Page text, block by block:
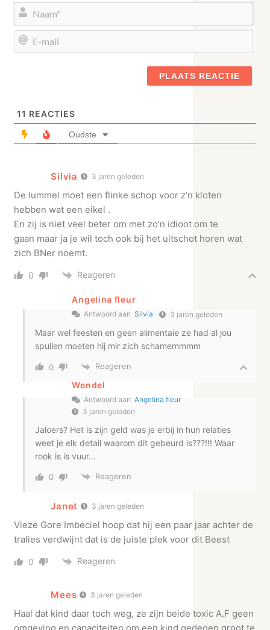
11 REACTIES
Oudste
Silvia 3 jaren geleden
De lummel moet een flinke schop voor z’n kloten
hebben wat een eikel .
En zij is niet veel beter om met zo’n idioot om te
gaan maar ja je wil toch ook bij het uitschot horen wat
zich BNer noemt.
0 Reageren
Angelina fleur
Antwoord aanSilvia 3 jaren geleden
Maar wel feesten en geen alimentaie ze had al jou
spullen moeten hij mir zich schamemmmm
0 Reageren
Wendel
Antwoord aanAngelina fleur
3 jaren geleden
Jaloers? Het is zijn geld was je erbij in hun relaties
weet je elk detail waarom dit gebeurd is???!!! Waar
rook is is vuur…
0 Reageren
Janet 3 jaren geleden
Vieze Gore Imbeciel hoop dat hij een paar jaar achter de
tralies verdwijnt dat is de juiste plek voor dit Beest
0 Reageren
Mees 3 jaren geleden
Haal dat kind daar toch weg, ze zijn beide toxic A.F geen